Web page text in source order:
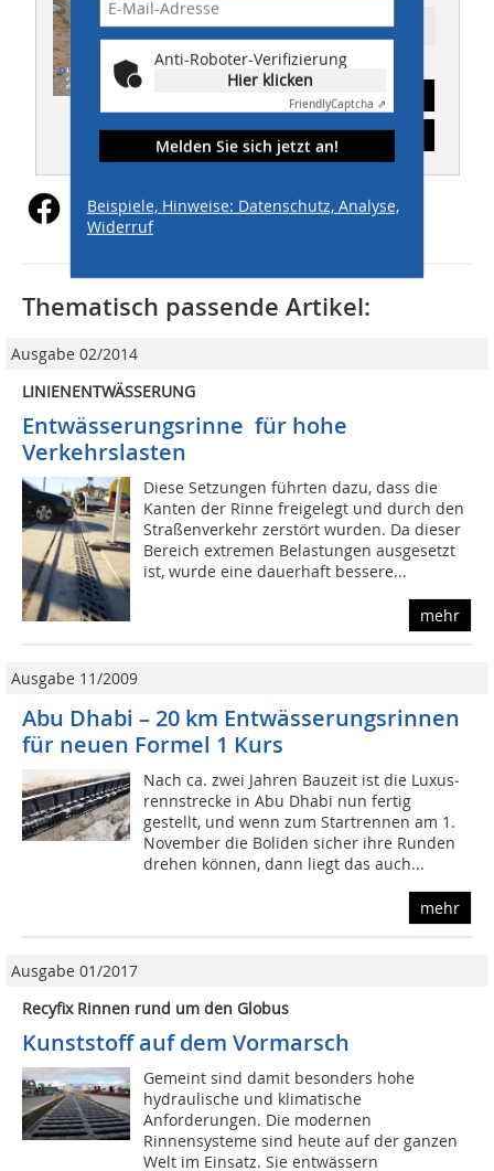
Ressort: TIEFBAU
Abonnement
Inhaltsverzeichnis
Anti-Roboter-Verifizierung
Hier klicken
FriendlyCaptcha ⇗
Melden Sie sich jetzt an!
Beispiele, Hinweise: Datenschutz, Analyse,
Widerruf
Thematisch passende Artikel:
Ausgabe 02/2014
LINIENENTWÄSSERUNG
Entwässerungsrinne für hohe
Verkehrslasten
Diese Setzungen führten dazu, dass die
Kanten der Rinne freigelegt und durch den
Straßenverkehr zerstört wurden. Da dieser
Bereich extremen Belastungen ausgesetzt
ist, wurde eine dauerhaft bessere...
mehr
Ausgabe 11/2009
Abu Dhabi – 20 km Entwässerungsrinnen
für neuen Formel 1 Kurs
Nach ca. zwei Jahren Bauzeit ist die Luxus­
rennstrecke in Abu Dhabi nun fertig
gestellt, und wenn zum Startrennen am 1.
November die Boliden sicher ihre Runden
drehen können, dann liegt das auch...
mehr
Ausgabe 01/2017
Recyfix Rinnen rund um den Globus
Kunststoff auf dem Vormarsch
Gemeint sind damit besonders hohe
hydraulische und klimatische
Anforderungen. Die modernen
Rinnensysteme sind heute auf der ganzen
Welt im Einsatz. Sie entwässern